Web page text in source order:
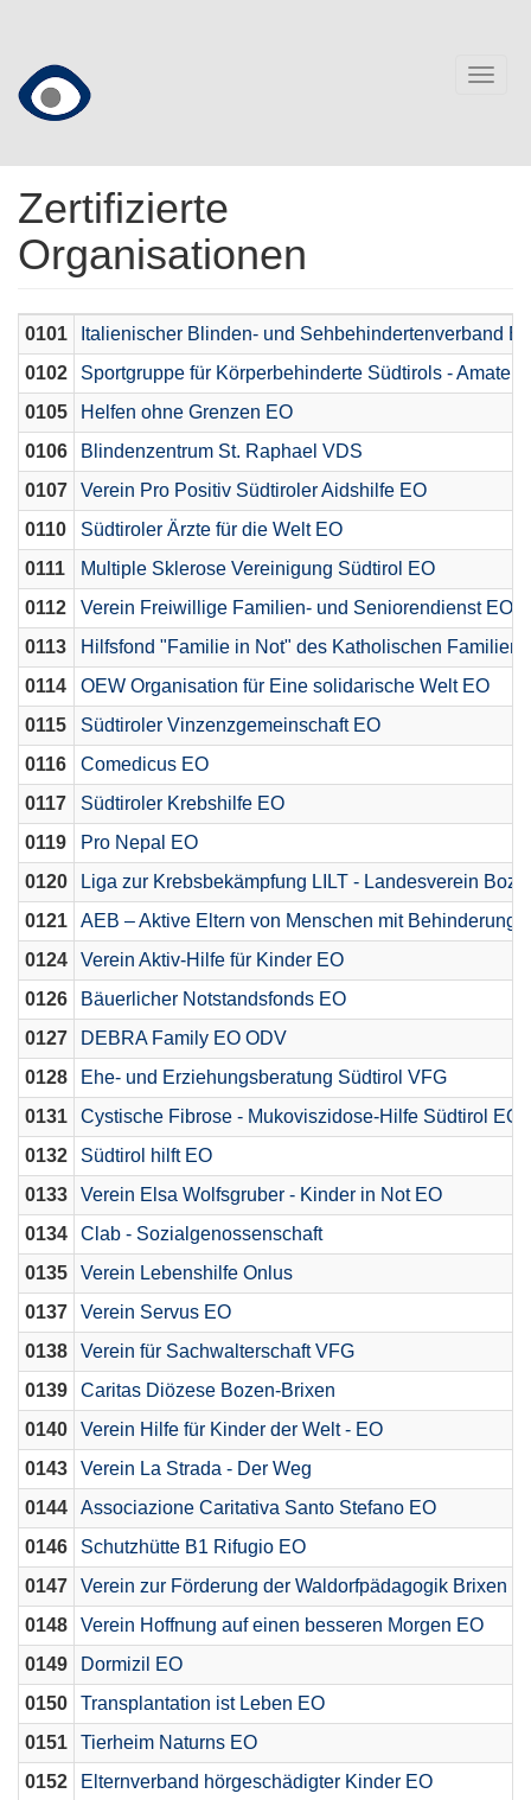
Inhalt
Zertifizierte
Organisationen
0101
Italienischer Blinden- und Sehbehindertenverband
0102
Sportgruppe für Körperbehinderte Südtirols -
0105
Helfen ohne Grenzen EO
0106
Blindenzentrum St. Raphael VDS
0107
Verein Pro Positiv Südtiroler Aidshilfe EO
0110
Südtiroler Ärzte für die Welt EO
0111
Multiple Sklerose Vereinigung Südtirol EO
0112
Verein Freiwillige Familien- und Seniorendienst EO
0113
Hilfsfond "Familie in Not" des Katholischen
0114
OEW Organisation für Eine solidarische Welt EO
0115
Südtiroler Vinzenzgemeinschaft EO
0116
Comedicus EO
0117
Südtiroler Krebshilfe EO
0119
Pro Nepal EO
0120
Liga zur Krebsbekämpfung LILT - Landesverein
0121
AEB – Aktive Eltern von Menschen mit Behinderung
0124
Verein Aktiv-Hilfe für Kinder EO
0126
Bäuerlicher Notstandsfonds EO
0127
DEBRA Family EO ODV
0128
Ehe- und Erziehungsberatung Südtirol VFG
0131
Cystische Fibrose - Mukoviszidose-Hilfe Südtirol EO
0132
Südtirol hilft EO
0133
Verein Elsa Wolfsgruber - Kinder in Not EO
0134
Clab - Sozialgenossenschaft
0135
Verein Lebenshilfe Onlus
0137
Verein Servus EO
0138
Verein für Sachwalterschaft VFG
0139
Caritas Diözese Bozen-Brixen
0140
Verein Hilfe für Kinder der Welt - EO
0143
Verein La Strada - Der Weg
0144
Associazione Caritativa Santo Stefano EO
0146
Schutzhütte B1 Rifugio EO
0147
Verein zur Förderung der Waldorfpädagogik Brixen
0148
Verein Hoffnung auf einen besseren Morgen EO
0149
Dormizil EO
0150
Transplantation ist Leben EO
0151
Tierheim Naturns EO
0152
Elternverband hörgeschädigter Kinder EO